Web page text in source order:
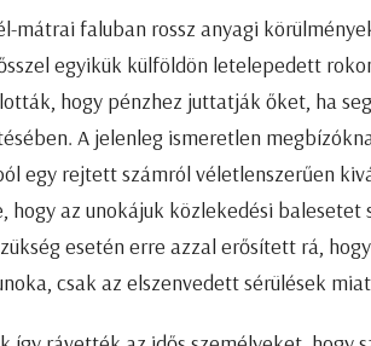
mátrai faluban rossz anyagi
egyikük külföldön letelepedett
hogy pénzhez juttatják őket, ha
A jelenleg ismeretlen
egy rejtett számról véletlenszerűen
hogy az unokájuk közlekedési balesetet
esetén erre azzal erősített rá,
csak az elszenvedett sérülések